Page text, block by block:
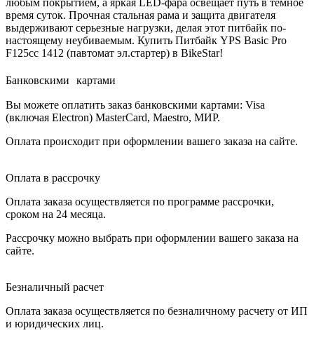
время суток. Прочная стальная рама и защита двигателя
выдерживают серьезные нагрузки, делая этот питбайк по-
настоящему неубиваемым. Купить Питбайк YPS Basic Pro
F125cc 1412 (павтомат эл.стартер) в BikeStar!
Банковскими картами
Вы можете оплатить заказ банковскими картами: Visa
(включая Electron) MasterCard, Maestro, МИР.
Оплата происходит при оформлении вашего заказа на сайте.
Оплата в рассрочку
Оплата заказа осуществляется по программе рассрочки,
сроком на 24 месяца.
Рассрочку можно выбрать при оформлении вашего заказа на
сайте.
Безналичный расчет
Оплата заказа осуществляется по безналичному расчету от ИП
и юридических лиц.